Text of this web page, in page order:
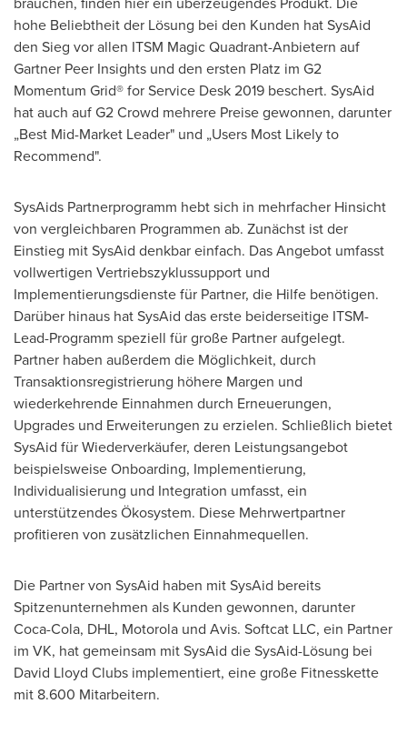
hohe Beliebtheit der Lösung bei den Kunden hat SysAid
den Sieg vor allen ITSM Magic Quadrant-Anbietern auf
Gartner Peer Insights und den ersten Platz im G2
Momentum Grid® for Service Desk 2019 beschert. SysAid
hat auch auf G2 Crowd mehrere Preise gewonnen, darunter
„Best Mid-Market Leader" und „Users Most Likely to
Recommend".
SysAids Partnerprogramm hebt sich in mehrfacher Hinsicht
von vergleichbaren Programmen ab. Zunächst ist der
Einstieg mit SysAid denkbar einfach. Das Angebot umfasst
vollwertigen Vertriebszyklussupport und
Implementierungsdienste für Partner, die Hilfe benötigen.
Darüber hinaus hat SysAid das erste beiderseitige ITSM-
Lead-Programm speziell für große Partner aufgelegt.
Partner haben außerdem die Möglichkeit, durch
Transaktionsregistrierung höhere Margen und
wiederkehrende Einnahmen durch Erneuerungen,
Upgrades und Erweiterungen zu erzielen. Schließlich bietet
SysAid für Wiederverkäufer, deren Leistungsangebot
beispielsweise Onboarding, Implementierung,
Individualisierung und Integration umfasst, ein
unterstützendes Ökosystem. Diese Mehrwertpartner
profitieren von zusätzlichen Einnahmequellen.
Die Partner von SysAid haben mit SysAid bereits
Spitzenunternehmen als Kunden gewonnen, darunter
Coca-Cola, DHL, Motorola und Avis. Softcat LLC, ein Partner
im VK, hat gemeinsam mit SysAid die SysAid-Lösung bei
David Lloyd Clubs implementiert, eine große Fitnesskette
mit 8.600 Mitarbeitern.